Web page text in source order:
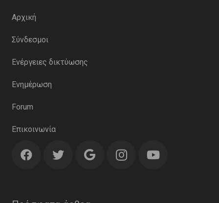
Αρχική
Σύνδεσμοι
Ενέργειες δικτύωσης
Ενημέρωση
Forum
Επικοινωνία